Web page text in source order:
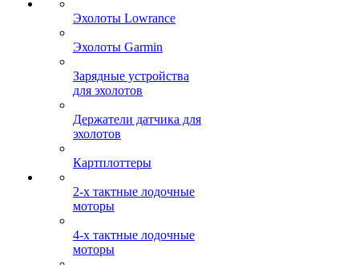
Эхолоты Lowrance
Эхолоты Garmin
Зарядные устройства
для эхолотов
Держатели датчика для
эхолотов
Картплоттеры
2-х тактные лодочные
моторы
4-х тактные лодочные
моторы